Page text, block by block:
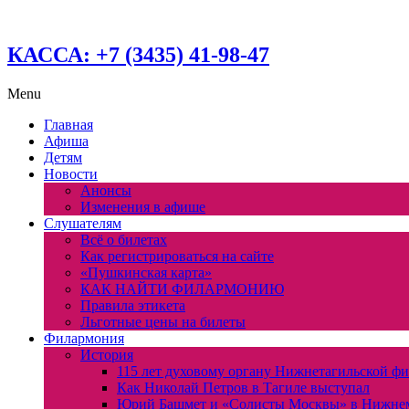
КАССА: +7 (3435) 41-98-47
Menu
Главная
Афиша
Детям
Новости
Анонсы
Изменения в афише
Слушателям
Всё о билетах
Как регистрироваться на сайте
«Пушкинская карта»
КАК НАЙТИ ФИЛАРМОНИЮ
Правила этикета
Льготные цены на билеты
Филармония
История
115 лет духовому органу Нижнетагильской
Как Николай Петров в Тагиле выступал
Юрий Башмет и «Солисты Москвы» в